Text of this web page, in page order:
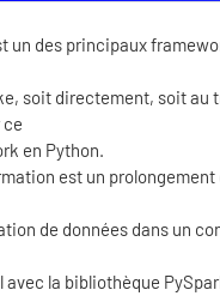
un des principaux
soit directement, soit au
ce
en Python.
est un
de données dans un
avec la bibliothèque